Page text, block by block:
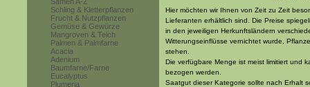
Schling & Kletterpflanzen
Frucht & Nutzpflanzen
Gemüse & Gewürze
Mangroven & Teich
Palmen & Palmfarne
Acacia
Adenium
Baumfarne/Farne
Eucalyptus
Plumeria
Hier möchten wir Ihnen von Zeit zu Zeit
Lieferanten erhältlich sind. Die Preise
in den jeweiligen Herkunftsländern
Witterungseinflüsse vernichtet wurde,
stehen.
Die verfügbare Menge ist meist limitiert und
bezogen werden.
Saatgut dieser Kategorie sollte nach Erhalt